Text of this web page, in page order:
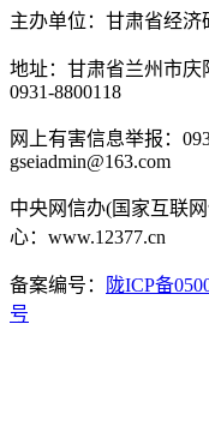
主办单位：甘肃省经济
地址：甘肃省兰州市庆
0931-8800118
网上有害信息举报：
gseiadmin@163.com
中央网信办(国家互联
心：www.12377.cn
备案编号： 陇ICP备
号